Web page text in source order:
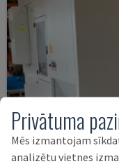
Privātuma
Mēs izmantojam
analizētu vietnes